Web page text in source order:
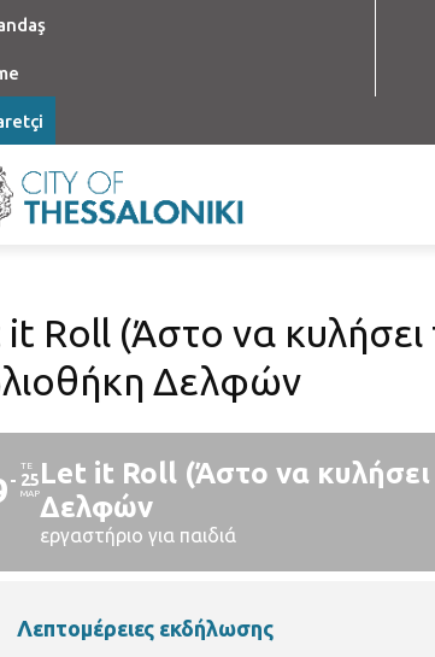
Roll (Άστο να κυλήσει
Δελφών
ΤΕ
25
ΜΑΡ
Let it Roll (Άστο να κυλήσει
Δελφών
εργαστήριο για παιδιά
Λεπτομέρειες εκδήλωσης